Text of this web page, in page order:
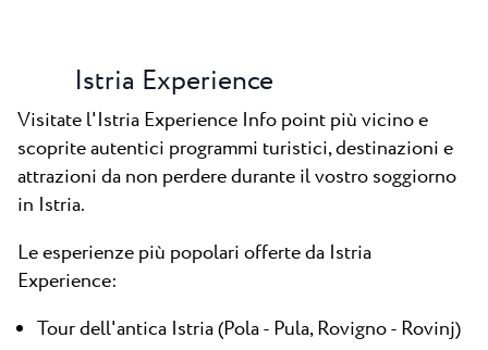
Istria Experience
Visitate l'Istria Experience Info point più vicino e
scoprite autentici programmi turistici, destinazioni e
attrazioni da non perdere durante il vostro soggiorno
in Istria.
Le esperienze più popolari offerte da Istria
Experience:
Tour dell'antica Istria (Pola - Pula, Rovigno - Rovinj)